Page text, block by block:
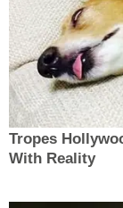
Tropes
With Reality